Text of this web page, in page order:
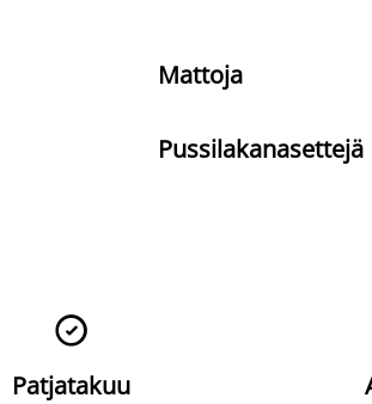
Mattoja
Pussilakanasettejä

Patjatakuu